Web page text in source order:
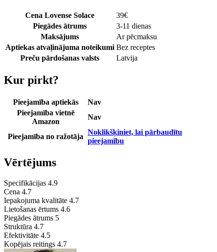
Cena Lovense Solace 39€
Piegādes ātrums
3-11 dienas
Maksājums
Ar pēcmaksu
Aptiekas atvaļinājuma noteikumi Bez receptes
Preču pārdošanas valsts
Latvija
Kur pirkt?
Pieejamība aptiekās
Nav
Pieejamība vietnē
Amazon
Nav
Pieejamība no ražotāja
Noklikšķiniet, lai pārbaudītu
pieejamību
Vērtējums
Specifikācijas 4.9
Cena 4.7
Iepakojuma kvalitāte 4.7
Lietošanas ērtums 4.6
Piegādes ātrums 5
Struktūra 4.7
Efektivitāte 4.5
Kopējais reitings 4.7